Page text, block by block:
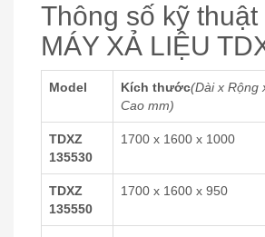
Thông số kỹ thuật
MÁY XẢ LIỆU
Model Kích thước(Dài x Rộng
Cao mm)
TDXZ
135530
1700 x 1600 x 1000
TDXZ
135550
1700 x 1600 x 950